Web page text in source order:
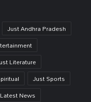
Just Andhra Pradesh
Literature
Just Sports
Latest News